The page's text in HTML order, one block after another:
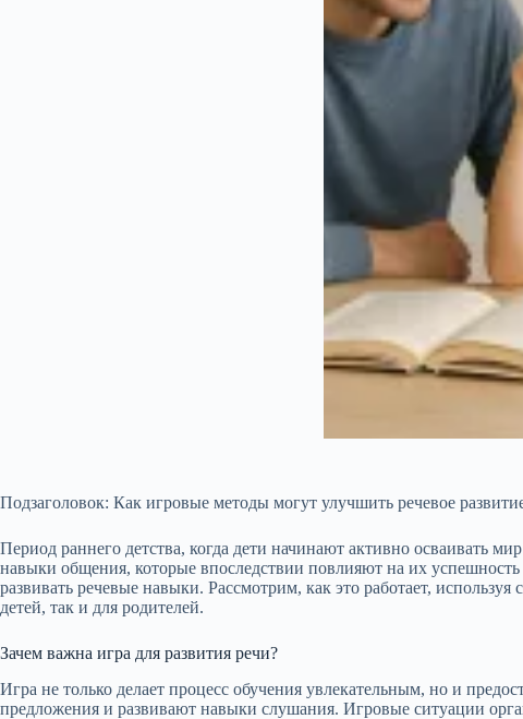
Подзаголовок: Как игровые методы могут улучшить речевое
Период раннего детства, когда дети начинают активно осваивать
навыки общения, которые впоследствии повлияют на их
развивать речевые навыки. Рассмотрим, как это работает,
детей, так и для родителей.
Зачем важна игра для развития речи?
Игра не только делает процесс обучения увлекательным, но и
предложения и развивают навыки слушания. Игровые ситуации